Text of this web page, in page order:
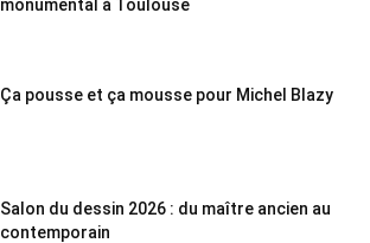
monumental à Toulouse
Ça pousse et ça mousse pour Michel Blazy
Salon du dessin 2026 : du maître ancien au
contemporain